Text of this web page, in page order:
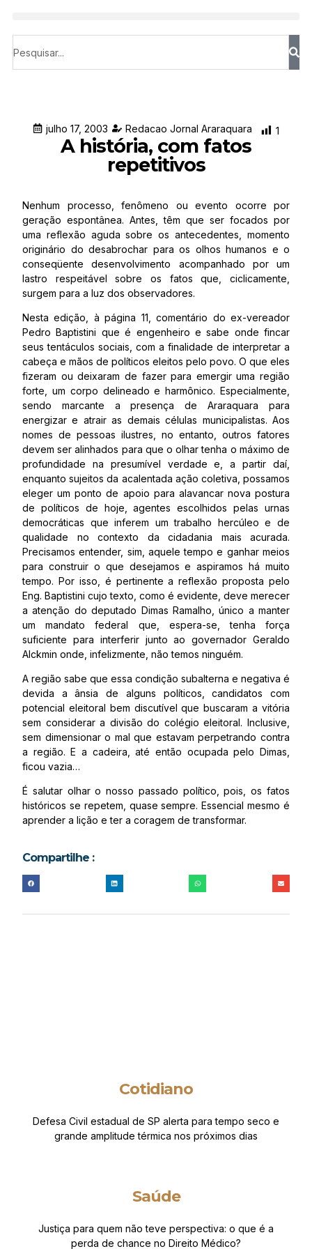
julho 17, 2003 Redacao Jornal Araraquara 1
A história, com fatos
repetitivos
Nenhum processo, fenômeno ou evento ocorre por
geração espontânea. Antes, têm que ser focados por
uma reflexão aguda sobre os antecedentes, momento
originário do desabrochar para os olhos humanos e o
conseqüente desenvolvimento acompanhado por um
lastro respeitável sobre os fatos que, ciclicamente,
surgem para a luz dos observadores.
Nesta edição, à página 11, comentário do ex-vereador
Pedro Baptistini que é engenheiro e sabe onde fincar
seus tentáculos sociais, com a finalidade de interpretar a
cabeça e mãos de políticos eleitos pelo povo. O que eles
fizeram ou deixaram de fazer para emergir uma região
forte, um corpo delineado e harmônico. Especialmente,
sendo marcante a presença de Araraquara para
energizar e atrair as demais células municipalistas. Aos
nomes de pessoas ilustres, no entanto, outros fatores
devem ser alinhados para que o olhar tenha o máximo de
profundidade na presumível verdade e, a partir daí,
enquanto sujeitos da acalentada ação coletiva, possamos
eleger um ponto de apoio para alavancar nova postura
de políticos de hoje, agentes escolhidos pelas urnas
democráticas que inferem um trabalho hercúleo e de
qualidade no contexto da cidadania mais acurada.
Precisamos entender, sim, aquele tempo e ganhar meios
para construir o que desejamos e aspiramos há muito
tempo. Por isso, é pertinente a reflexão proposta pelo
Eng. Baptistini cujo texto, como é evidente, deve merecer
a atenção do deputado Dimas Ramalho, único a manter
um mandato federal que, espera-se, tenha força
suficiente para interferir junto ao governador Geraldo
Alckmin onde, infelizmente, não temos ninguém.
A região sabe que essa condição subalterna e negativa é
devida a ânsia de alguns políticos, candidatos com
potencial eleitoral bem discutível que buscaram a vitória
sem considerar a divisão do colégio eleitoral. Inclusive,
sem dimensionar o mal que estavam perpetrando contra
a região. E a cadeira, até então ocupada pelo Dimas,
ficou vazia…
É salutar olhar o nosso passado político, pois, os fatos
históricos se repetem, quase sempre. Essencial mesmo é
aprender a lição e ter a coragem de transformar.
Compartilhe :
Cotidiano
Defesa Civil estadual de SP alerta para tempo seco e
grande amplitude térmica nos próximos dias
Saúde
Justiça para quem não teve perspectiva: o que é a
perda de chance no Direito Médico?